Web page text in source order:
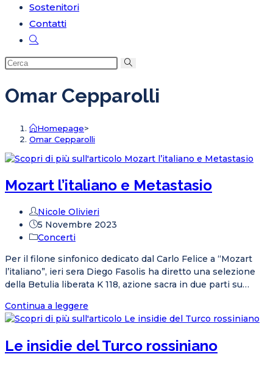
Sostenitori
Contatti
Attiva/disattiva
la
ricerca
sito
web
Omar Cepparolli
Homepage>
Omar Cepparolli
Mozart l’italiano e Metastasio
Autore
dell'articolo:
Nicole Olivieri
Articolo
pubblicato:
5 Novembre 2023
Categoria
Concerti
Per il filone sinfonico dedicato dal Carlo Felice a “Mozart
l’italiano”, ieri sera Diego Fasolis ha diretto una selezione
della Betulia liberata K 118, azione sacra in due parti su…
Continua a leggere
l’italiano
Metastasio
Le insidie del Turco rossiniano